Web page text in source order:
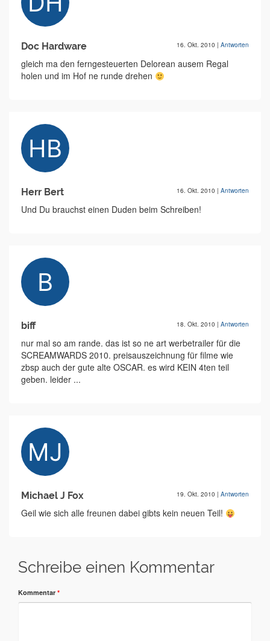
Doc Hardware 16. Okt. 2010 | Antworten
gleich ma den ferngesteuerten Delorean ausem Regal
holen und im Hof ne runde drehen
Herr Bert 16. Okt. 2010 | Antworten
Und Du brauchst einen Duden beim Schreiben!
biff 18. Okt. 2010 | Antworten
nur mal so am rande. das ist so ne art werbetrailer für die
SCREAMWARDS 2010. preisauszeichnung für filme wie
zbsp auch der gute alte OSCAR. es wird KEIN 4ten teil
geben. leider ...
Michael J Fox 19. Okt. 2010 | Antworten
Geil wie sich alle freunen dabei gibts kein neuen Teil!
Schreibe einen Kommentar
Kommentar *